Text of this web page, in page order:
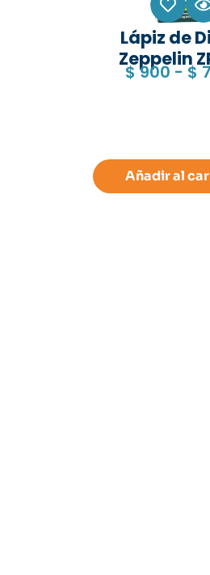
Lápiz de
Zeppelin
$900- $
Añadir al